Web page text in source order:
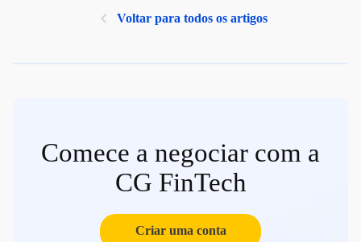
Voltar para todos os artigos
Comece a negociar com a
CG FinTech
Criar uma conta